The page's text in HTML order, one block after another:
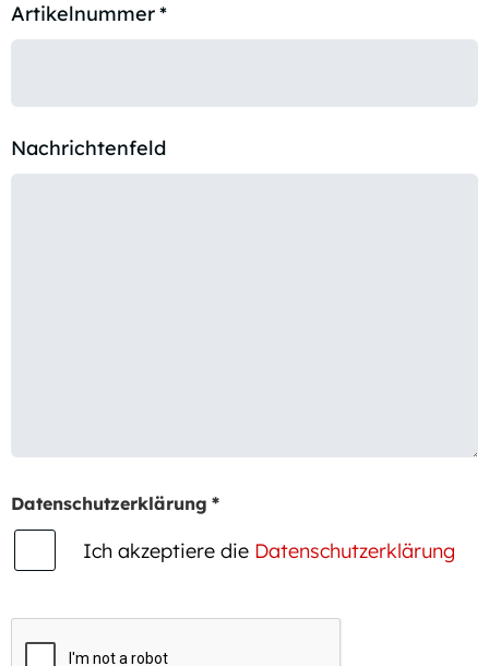
Artikelnummer*
Nachrichtenfeld
Datenschutzerklärung *
Ich akzeptiere die Datenschutzerklärung